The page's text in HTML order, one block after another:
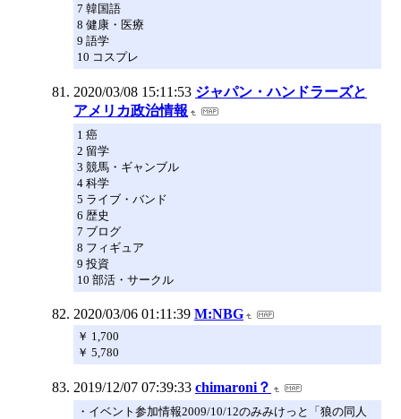
7 韓国語
8 健康・医療
9 語学
10 コスプレ
2020/03/08 15:11:53 ジャパン・ハンドラーズと
アメリカ政治情報
1 癌
2 留学
3 競馬・ギャンブル
4 科学
5 ライブ・バンド
6 歴史
7 ブログ
8 フィギュア
9 投資
10 部活・サークル
2020/03/06 01:11:39 M:NBG
￥ 1,700
￥ 5,780
2019/12/07 07:39:33 chimaroni？
・イベント参加情報2009/10/12のみみけっと「狼の同人